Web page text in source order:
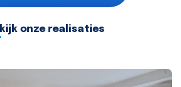
onze realisaties